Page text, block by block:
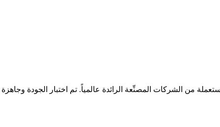
من الشركات المصنِّعة الرائدة عالمياً. تم اختبار الجودة وجاهزة